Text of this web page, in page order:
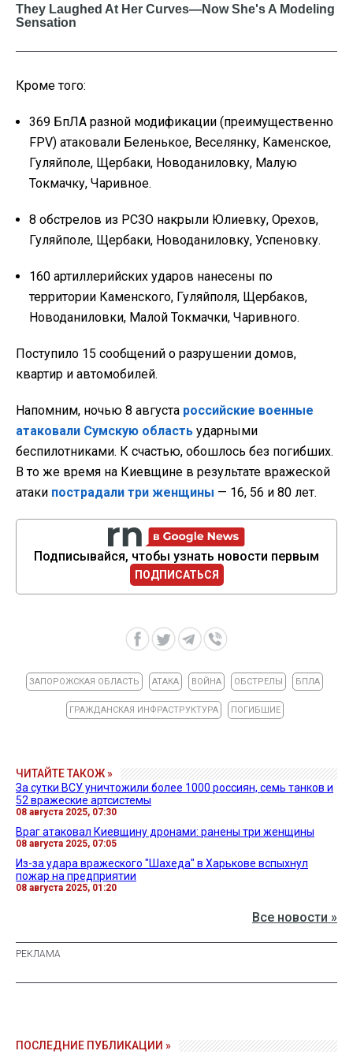
Кроме того:
369 БпЛА разной модификации (преимущественно
FPV) атаковали Беленькое, Веселянку, Каменское,
Гуляйполе, Щербаки, Новоданиловку, Малую
Токмачку, Чаривное.
8 обстрелов из РСЗО накрыли Юлиевку, Орехов,
Гуляйполе, Щербаки, Новоданиловку, Успеновку.
160 артиллерийских ударов нанесены по
территории Каменского, Гуляйполя, Щербаков,
Новоданиловки, Малой Токмачки, Чаривного.
Поступило 15 сообщений о разрушении домов,
квартир и автомобилей.
Напомним, ночью 8 августа российские военные
атаковали Сумскую область ударными
беспилотниками. К счастью, обошлось без погибших.
В то же время на Киевщине в результате вражеской
атаки пострадали три женщины — 16, 56 и 80 лет.
Подписывайся, чтобы узнать новости первым
ПОДПИСАТЬСЯ
ЗАПОРОЖСКАЯ ОБЛАСТЬ АТАКА ВОЙНА ОБСТРЕЛЫ БПЛА
ГРАЖДАНСКАЯ ИНФРАСТРУКТУРА ПОГИБШИЕ
ЧИТАЙТЕ ТАКОЖ »
За сутки ВСУ уничтожили более 1000 россиян, семь танков и
52 вражеские артсистемы
08 августа 2025, 07:30
Враг атаковал Киевщину дронами: ранены три женщины
08 августа 2025, 07:05
Из-за удара вражеского "Шахеда" в Харькове вспыхнул
пожар на предприятии
08 августа 2025, 01:20
Все новости »
ПОСЛЕДНИЕ ПУБЛИКАЦИИ »